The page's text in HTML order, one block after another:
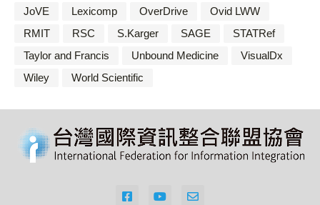
JoVE
Lexicomp OverDrive
Ovid LWW
RMIT
RSC S.Karger SAGE
STATRef
Taylor and Francis
Unbound Medicine
VisualDx
Wiley
World Scientific